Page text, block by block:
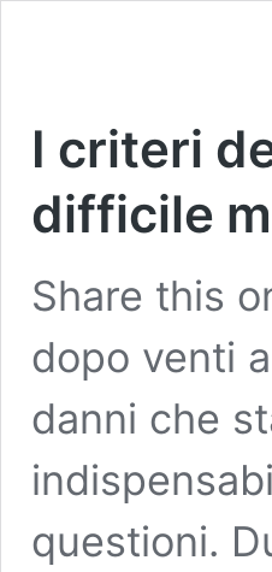
I criteri
difficile
Share this
dopo venti
danni che
questioni.